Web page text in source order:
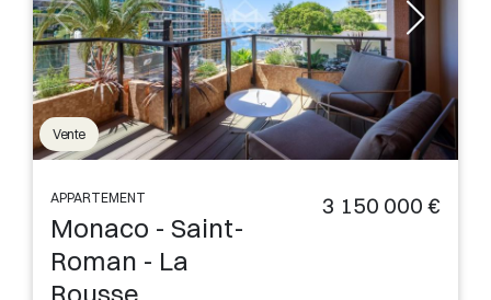
Vente
APPARTEMENT
Monaco - Saint-
Roman - La
3 150 000 €